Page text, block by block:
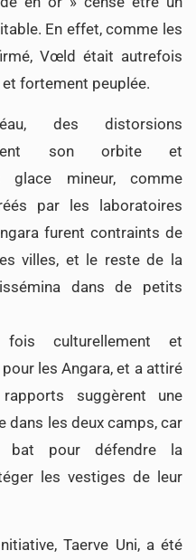
En effet, comme les
Vœld était autrefois
fortement peuplée.
des distorsions
son orbite et
mineur, comme
par les laboratoires
furent contraints de
villes, et le reste de la
dans de petits
culturellement et
les Angara, et a attiré
suggèrent une
dans les deux camps, car
bat pour défendre la
les vestiges de leur
Taerve Uni, a été